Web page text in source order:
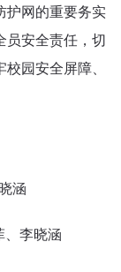
护网的重要务实
员安全责任，切
园安全屏障、
李晓涵
菲、李晓涵